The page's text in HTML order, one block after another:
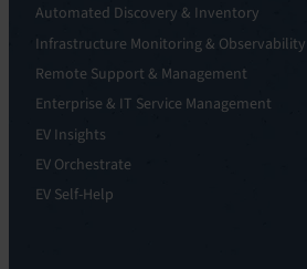
Automated Discovery & Inventory
Infrastructure Monitoring & Observability
Remote Support & Management
Enterprise & IT Service Management
EV Insights
EV Orchestrate
EV Self-Help